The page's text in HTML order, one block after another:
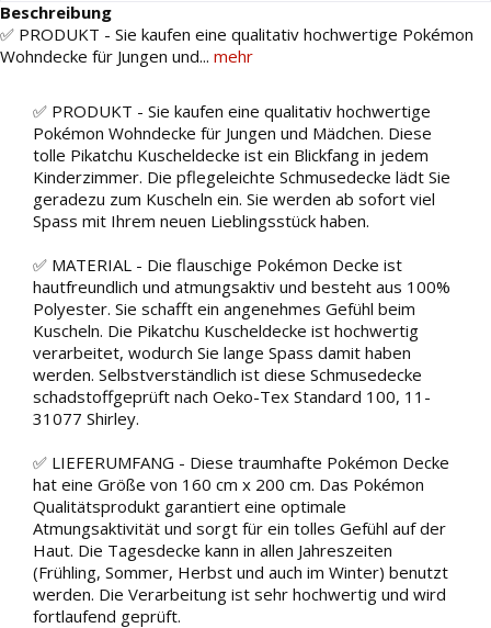
Beschreibung
✅ PRODUKT - Sie kaufen eine qualitativ hochwertige Pokémon
Wohndecke für Jungen und... mehr
✅ PRODUKT - Sie kaufen eine qualitativ hochwertige
Pokémon Wohndecke für Jungen und Mädchen. Diese
tolle Pikatchu Kuscheldecke ist ein Blickfang in jedem
Kinderzimmer. Die pflegeleichte Schmusedecke lädt Sie
geradezu zum Kuscheln ein. Sie werden ab sofort viel
Spass mit Ihrem neuen Lieblingsstück haben.
✅ MATERIAL - Die flauschige Pokémon Decke ist
hautfreundlich und atmungsaktiv und besteht aus 100%
Polyester. Sie schafft ein angenehmes Gefühl beim
Kuscheln. Die Pikatchu Kuscheldecke ist hochwertig
verarbeitet, wodurch Sie lange Spass damit haben
werden. Selbstverständlich ist diese Schmusedecke
schadstoffgeprüft nach Oeko-Tex Standard 100, 11-
31077 Shirley.
✅ LIEFERUMFANG - Diese traumhafte Pokémon Decke
hat eine Größe von 160 cm x 200 cm. Das Pokémon
Qualitätsprodukt garantiert eine optimale
Atmungsaktivität und sorgt für ein tolles Gefühl auf der
Haut. Die Tagesdecke kann in allen Jahreszeiten
(Frühling, Sommer, Herbst und auch im Winter) benutzt
werden. Die Verarbeitung ist sehr hochwertig und wird
fortlaufend geprüft.